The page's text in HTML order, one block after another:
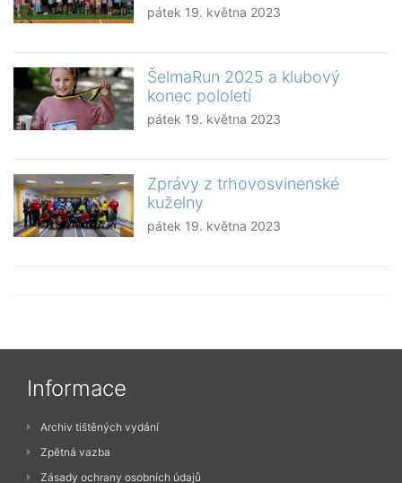
pátek 19. května 2023
ŠelmaRun 2025 a klubový
konec pololetí
pátek 19. května 2023
Zprávy z trhovosvinenské
kuželny
pátek 19. května 2023
Informace
Archiv tištěných vydání
Zpětná vazba
Zásady ochrany osobních údajů